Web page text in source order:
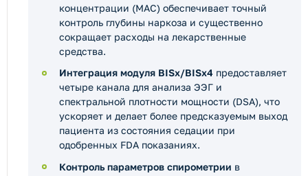
концентрации (MAC) обеспечивает точный
контроль глубины наркоза и существенно
сокращает расходы на лекарственные
средства.
Интеграция модуля BISx/BISx4 предоставляет
четыре канала для анализа ЭЭГ и
спектральной плотности мощности (DSA), что
ускоряет и делает более предсказуемым выход
пациента из состояния седации при
одобренных FDA показаниях.
Контроль параметров спирометрии в